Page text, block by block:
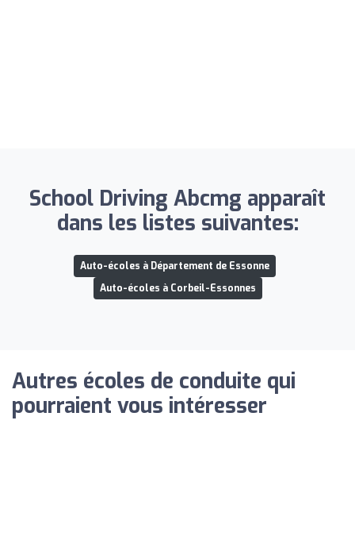
School Driving Abcmg apparaît
dans les listes suivantes:
Auto-écoles à Département de Essonne
Auto-écoles à Corbeil-Essonnes
Autres écoles de conduite qui
pourraient vous intéresser